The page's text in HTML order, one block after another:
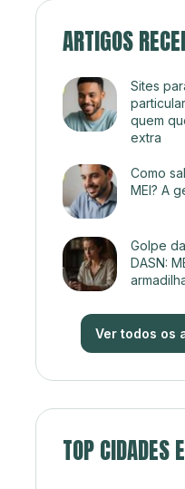
ARTIGOS
Sites
quem
extra
Como
MEI? A
Golpe
DASN:
Ver todos os
TOP CIDADES